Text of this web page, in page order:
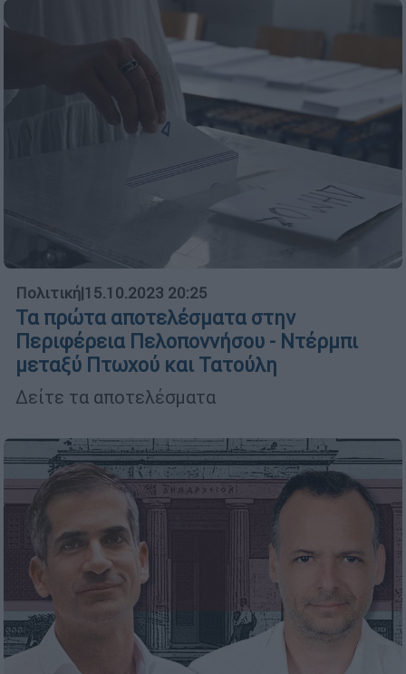
Πολιτική|15.10.2023 20:25
Τα πρώτα αποτελέσματα στην
Περιφέρεια Πελοποννήσου - Ντέρμπι
μεταξύ Πτωχού και Τατούλη
Δείτε τα αποτελέσματα